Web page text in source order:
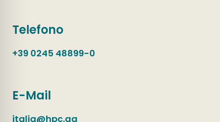
Telefono
+39 0245 48899-0
E-Mail
italia@hpc.ag